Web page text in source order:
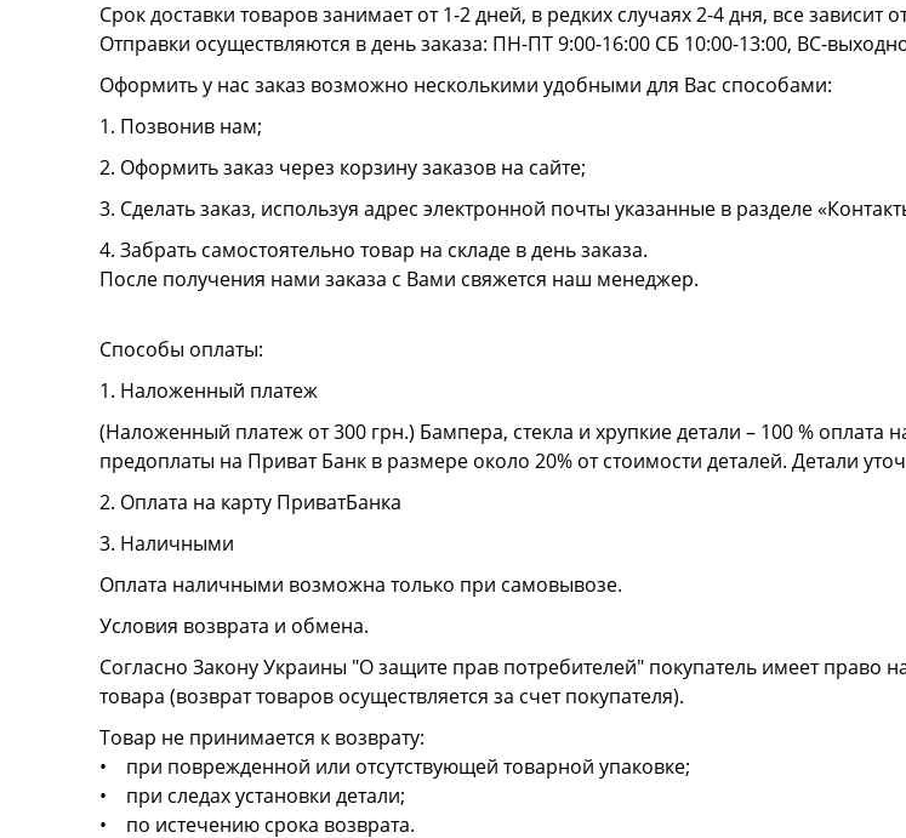
Срок доставки товаров занимает от 1-2 дней, в редких случаях 2-4 дня, все
Отправки осуществляются в день заказа: ПН-ПТ 9:00-16:00 СБ 10:00-13:00, ВС-
Оформить у нас заказ возможно несколькими удобными для Вас способами:
1. Позвонив нам;
2. Оформить заказ через корзину заказов на сайте;
3. Сделать заказ, используя адрес электронной почты указанные в разделе
4. Забрать самостоятельно товар на складе в день заказа.
После получения нами заказа с Вами свяжется наш менеджер.
Способы оплаты:
1. Наложенный платеж
(Наложенный платеж от 300 грн.) Бампера, стекла и хрупкие детали – 100 % оплата
предоплаты на Приват Банк в размере около 20% от стоимости деталей. Детали
2. Оплата на карту ПриватБанка
3. Наличными
Оплата наличными возможна только при самовывозе.
Условия возврата и обмена.
Согласно Закону Украины "О защите прав потребителей" покупатель имеет право
товара (возврат товаров осуществляется за счет покупателя).
Товар не принимается к возврату:
• при поврежденной или отсутствующей товарной упаковке;
• при следах установки детали;
• по истечению срока возврата.